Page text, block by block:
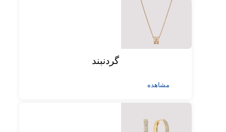
گردنبند
مشاهده